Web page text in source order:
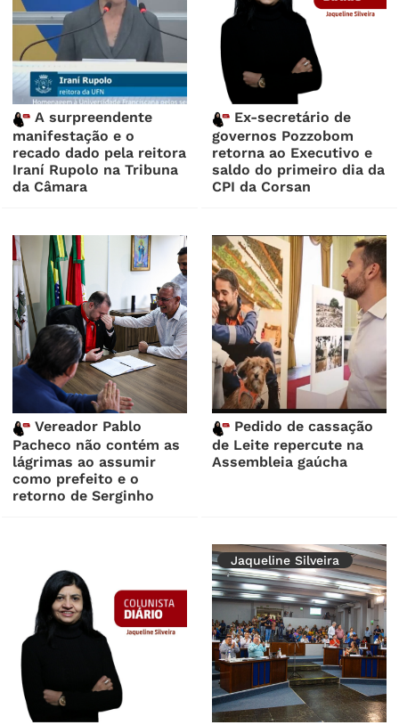
A surpreendente
manifestação e o
recado dado pela reitora
Iraní Rupolo na Tribuna
da Câmara
Ex-secretário de
governos Pozzobom
retorna ao Executivo e
saldo do primeiro dia da
CPI da Corsan
Vereador Pablo
Pacheco não contém as
lágrimas ao assumir
como prefeito e o
retorno de Serginho
Pedido de cassação
de Leite repercute na
Assembleia gaúcha
Jaqueline Silveira